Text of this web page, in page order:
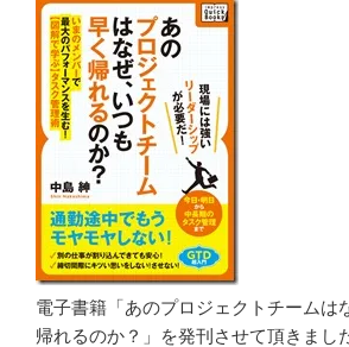
電子書籍「あのプロジェクトチームは
帰れるのか？」を発刊させて頂きまし